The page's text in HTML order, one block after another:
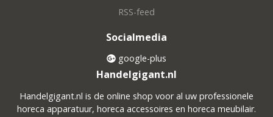
RSS-feed
Socialmedia
google-plus
Handelgigant.nl
Handelgigant.nl is de online shop voor al uw professionele
horeca apparatuur, horeca accessoires en horeca meubilair.